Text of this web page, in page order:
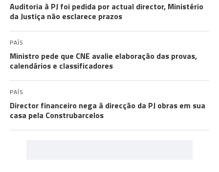
Auditoria à PJ foi pedida por actual director, Ministério
da Justiça não esclarece prazos
PAÍS
Ministro pede que CNE avalie elaboração das provas,
calendários e classificadores
PAÍS
Director financeiro nega à direcção da PJ obras em sua
casa pela Construbarcelos